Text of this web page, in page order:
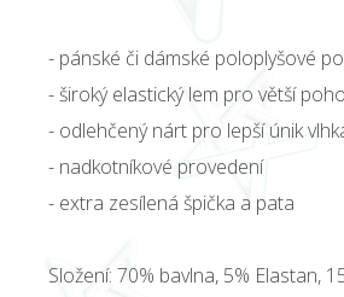
- pánské či dámské poloplyšové
- široký elastický lem pro větší
- odlehčený nárt pro lepší únik
- nadkotníkové provedení
- extra zesílená špička a pata
Složení: 70% bavlna, 5% Elastan,